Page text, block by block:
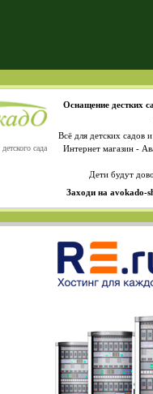
сада
Оснащение дестких
Всё для детских садов
Интернет магазин -
Дети будут
Заходи на avokado-